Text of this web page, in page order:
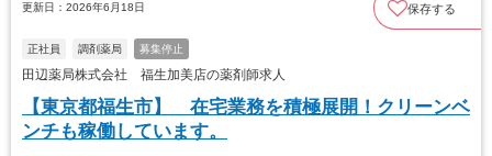
更新日：2026年6月18日 保存する
正社員 調剤薬局 募集停止
田辺薬局株式会社 福生加美店の薬剤師求人
【東京都福生市】 在宅業務を積極展開！クリーンベ
ンチも稼働しています。